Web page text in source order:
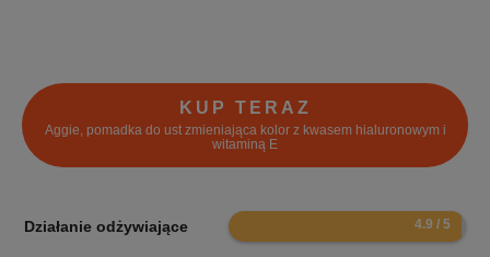
KUP TERAZ
Aggie, pomadka do ust zmieniająca kolor z kwasem hialuronowym i
witaminą E
Działanie odżywiające 9.8